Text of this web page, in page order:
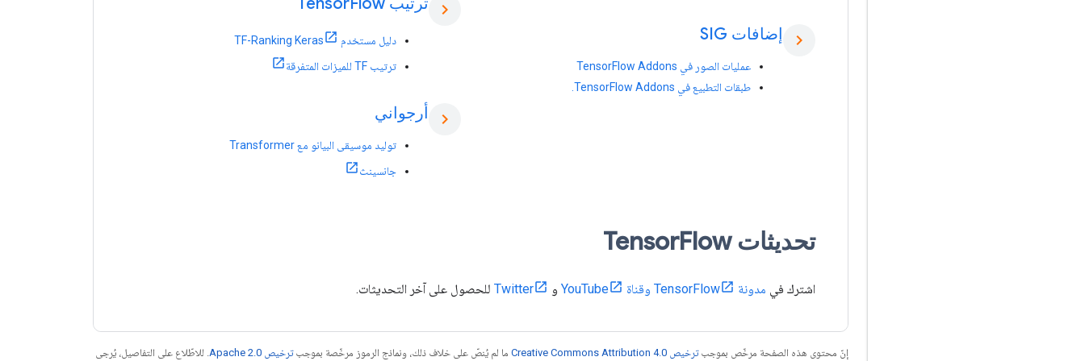
chevron_right إضافات SIG
عمليات الصور في TensorFlow Addons
طبقات التطبيع في TensorFlow Addons.
chevron_right
دليل مستخدم TF-Ranking Keras
ترتيب TF للميزات المتفرقة
chevron_right أرجواني
توليد موسيقى البيانو مع Transformer
جانسينث
تحديثات TensorFlow
اشترك في مدونة TensorFlow وقناة YouTube و Twitter للحصول على آخر التحديثات.
إنّ محتوى هذه الصفحة مرخّص بموجبترخيص Creative Commons Attribution 4.0‏ ما لم يُنصّ على خلاف ذلك، ونماذج الرموز مرخّصة بموجبترخيص Apache 2.0‏ . للاطّلاع على التفاصيل، يُرجى